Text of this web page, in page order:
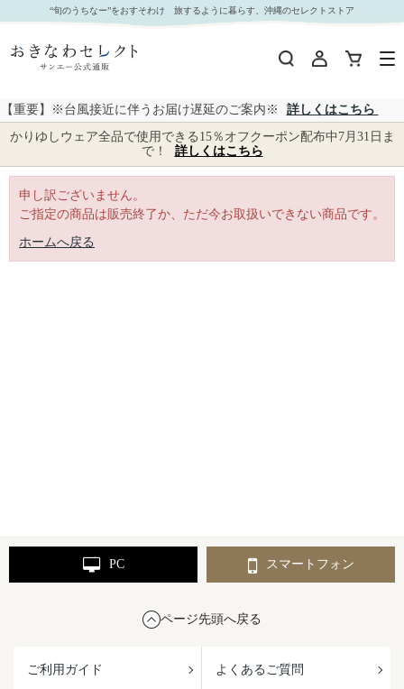
｜おきなわセレクト サンエー公式通販
“旬のうちなー”をおすそわけ 旅するように暮らす、沖縄のセレクトストア
【重要】※台風接近に伴うお届け遅延のご案内※
詳しくはこちら
かりゆしウェア全品で使用できる15％オフクーポン配布中7月31日ま
で！
詳しくはこちら
申し訳ございません。
ご指定の商品は販売終了か、ただ今お取扱いできない商品です。
ホームへ戻る
PC スマートフォン
ページ先頭へ戻る
ご利用ガイド よくあるご質問